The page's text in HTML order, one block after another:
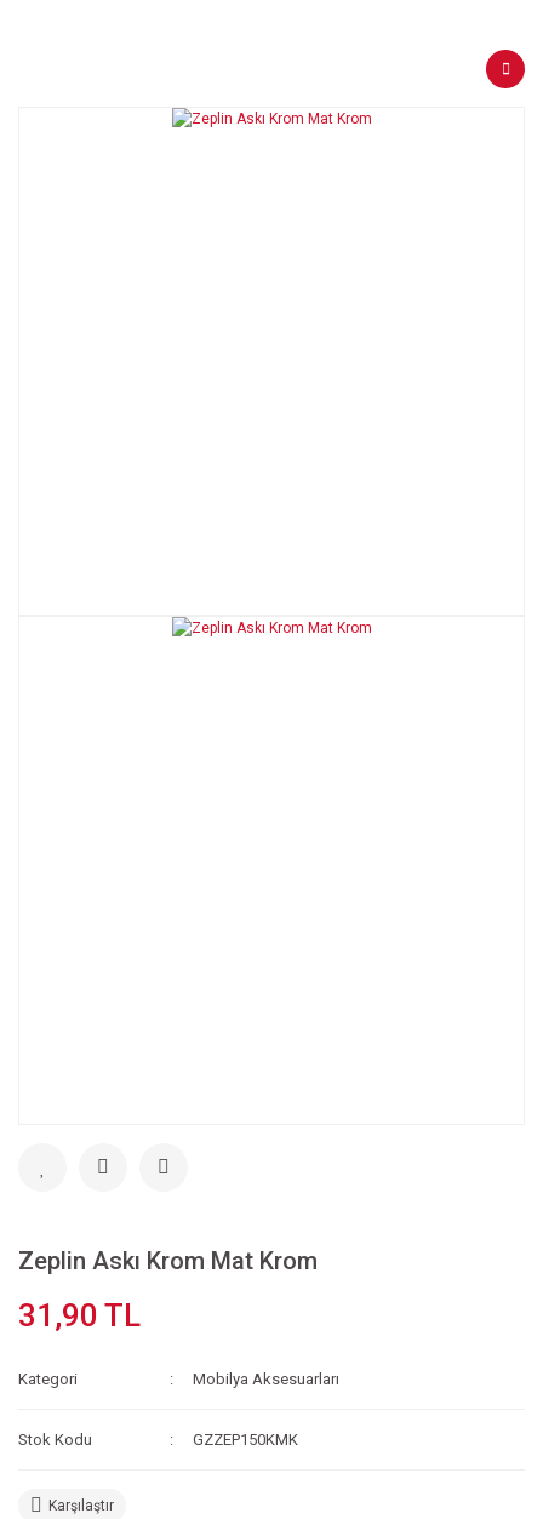
Zeplin Askı Krom Mat Krom
31,90 TL
Kategori Mobilya Aksesuarları
Stok Kodu GZZEP150KMK
Karşılaştır